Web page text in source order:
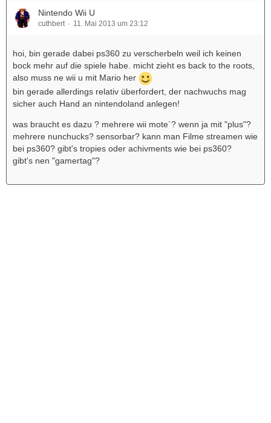
Nintendo Wii U
cuthbert 11. Mai 2013 um 23:12
hoi, bin gerade dabei ps360 zu verscherbeln weil ich keinen
bock mehr auf die spiele habe. micht zieht es back to the roots,
also muss ne wii u mit Mario her
bin gerade allerdings relativ überfordert, der nachwuchs mag
sicher auch Hand an nintendoland anlegen!
was braucht es dazu ? mehrere wii mote´? wenn ja mit "plus"?
mehrere nunchucks? sensorbar? kann man Filme streamen wie
bei ps360? gibt's tropies oder achivments wie bei ps360?
gibt's nen "gamertag"?